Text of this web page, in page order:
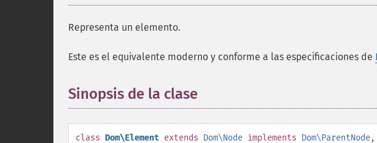
Representa un elemento.
Este es el equivalente moderno y conforme a las especificaciones de
Sinopsis de la clase
class Dom\Element extends Dom\Node implements Dom\ParentNode,